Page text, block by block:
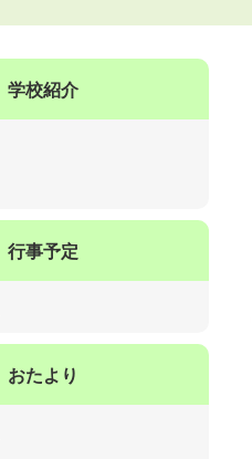
学校紹介
行事予定
おたより